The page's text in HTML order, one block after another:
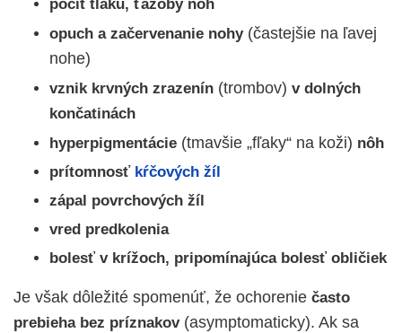
pocit tlaku, ťažoby nôh
opuch a začervenanie nohy(častejšie na ľavej
nohe)
vznik krvných zrazenín (trombov) v dolných
končatinách
hyperpigmentácie (tmavšie „fľaky“ na koži) nôh
prítomnosť kŕčových žíl
zápal povrchových žíl
vred predkolenia
bolesť v krížoch, pripomínajúca bolesť obličiek
Je však dôležité spomenúť, že ochorenie často
prebieha bez príznakov(asymptomaticky). Ak sa